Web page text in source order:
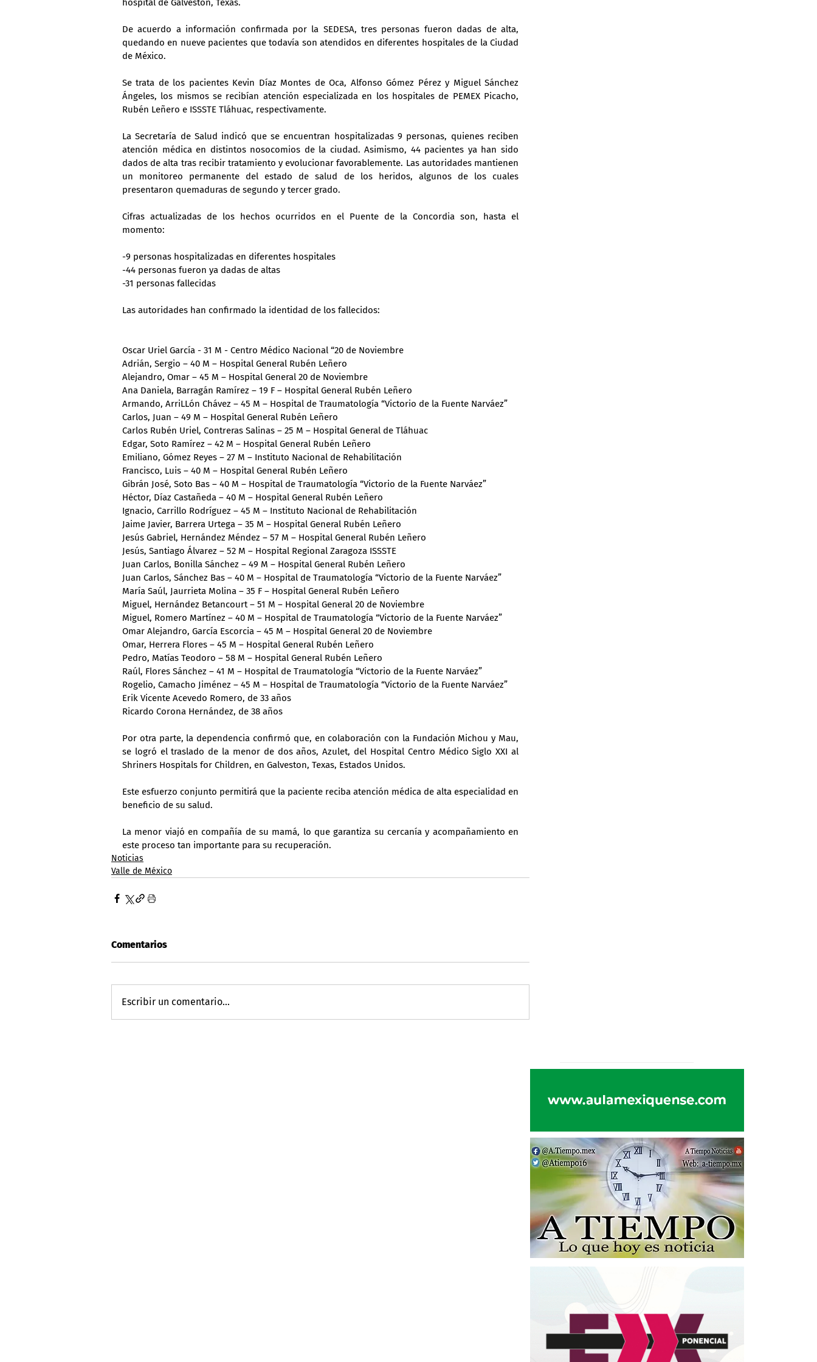
hospital de Galvestón, Texas.
De acuerdo a información confirmada por la SEDESA, tres personas fueron dadas de alta,
quedando en nueve pacientes que todavía son atendidos en diferentes hospitales de la Ciudad
de México.
Se trata de los pacientes Kevin Díaz Montes de Oca, Alfonso Gómez Pérez y Miguel Sánchez
Ángeles, los mismos se recibían atención especializada en los hospitales de PEMEX Picacho,
Rubén Leñero e ISSSTE Tláhuac, respectivamente.
La Secretaría de Salud indicó que se encuentran hospitalizadas 9 personas, quienes reciben
atención médica en distintos nosocomios de la ciudad. Asimismo, 44 pacientes ya han sido
dados de alta tras recibir tratamiento y evolucionar favorablemente. Las autoridades mantienen
un monitoreo permanente del estado de salud de los heridos, algunos de los cuales
presentaron quemaduras de segundo y tercer grado.
Cifras actualizadas de los hechos ocurridos en el Puente de la Concordia son, hasta el
momento:
-9 personas hospitalizadas en diferentes hospitales
-44 personas fueron ya dadas de altas
-31 personas fallecidas
Las autoridades han confirmado la identidad de los fallecidos:
Oscar Uriel García - 31 M - Centro Médico Nacional “20 de Noviembre
Adrián, Sergio – 40 M – Hospital General Rubén Leñero
Alejandro, Omar – 45 M – Hospital General 20 de Noviembre
Ana Daniela, Barragán Ramírez – 19 F – Hospital General Rubén Leñero
Armando, ArriLLón Chávez – 45 M – Hospital de Traumatología “Victorio de la Fuente Narváez”
Carlos, Juan – 49 M – Hospital General Rubén Leñero
Carlos Rubén Uriel, Contreras Salinas – 25 M – Hospital General de Tláhuac
Edgar, Soto Ramírez – 42 M – Hospital General Rubén Leñero
Emiliano, Gómez Reyes – 27 M – Instituto Nacional de Rehabilitación
Francisco, Luis – 40 M – Hospital General Rubén Leñero
Gibrán José, Soto Bas – 40 M – Hospital de Traumatología “Victorio de la Fuente Narváez”
Héctor, Díaz Castañeda – 40 M – Hospital General Rubén Leñero
Ignacio, Carrillo Rodríguez – 45 M – Instituto Nacional de Rehabilitación
Jaime Javier, Barrera Urtega – 35 M – Hospital General Rubén Leñero
Jesús Gabriel, Hernández Méndez – 57 M – Hospital General Rubén Leñero
Jesús, Santiago Álvarez – 52 M – Hospital Regional Zaragoza ISSSTE
Juan Carlos, Bonilla Sánchez – 49 M – Hospital General Rubén Leñero
Juan Carlos, Sánchez Bas – 40 M – Hospital de Traumatología “Victorio de la Fuente Narváez”
María Saúl, Jaurrieta Molina – 35 F – Hospital General Rubén Leñero
Miguel, Hernández Betancourt – 51 M – Hospital General 20 de Noviembre
Miguel, Romero Martínez – 40 M – Hospital de Traumatología “Victorio de la Fuente Narváez”
Omar Alejandro, García Escorcia – 45 M – Hospital General 20 de Noviembre
Omar, Herrera Flores – 45 M – Hospital General Rubén Leñero
Pedro, Matías Teodoro – 58 M – Hospital General Rubén Leñero
Raúl, Flores Sánchez – 41 M – Hospital de Traumatología “Victorio de la Fuente Narváez”
Rogelio, Camacho Jiménez – 45 M – Hospital de Traumatología “Victorio de la Fuente Narváez”
Erik Vicente Acevedo Romero, de 33 años
Ricardo Corona Hernández, de 38 años
Por otra parte, la dependencia confirmó que, en colaboración con la Fundación Michou y Mau,
se logró el traslado de la menor de dos años, Azulet, del Hospital Centro Médico Siglo XXI al
Shriners Hospitals for Children, en Galveston, Texas, Estados Unidos.
Este esfuerzo conjunto permitirá que la paciente reciba atención médica de alta especialidad en
beneficio de su salud.
La menor viajó en compañía de su mamá, lo que garantiza su cercanía y acompañamiento en
este proceso tan importante para su recuperación.
Noticias
Valle de México
Comentarios
Escribir un comentario...